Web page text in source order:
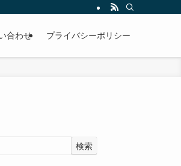
合わせ プライバシーポリシー
検索